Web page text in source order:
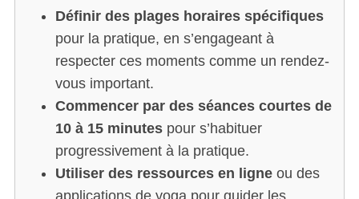
Définir des plages horaires spécifiques
pour la pratique, en s’engageant à
respecter ces moments comme un rendez-
vous important.
Commencer par des séances courtes de
10 à 15 minutespour s’habituer
progressivement à la pratique.
Utiliser des ressources en ligneou des
applications de yoga pour guider les